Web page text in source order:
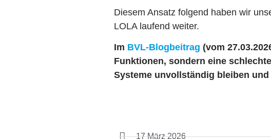
Diesem Ansatz folgend haben wir
LOLA laufend weiter.
Im BVL-Blogbeitrag (vom
Funktionen, sondern eine
Systeme unvollständig bleiben
17 März 2026